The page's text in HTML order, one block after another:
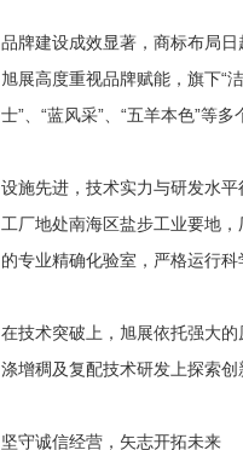
品牌建设成效显著，商标布局日
旭展高度重视品牌赋能，旗下“
士”、“蓝风采”、“五羊本色”等
设施先进，技术实力与研发水平
工厂地处南海区盐步工业要地
的专业精确化验室，严格运行科
在技术突破上，旭展依托强大
涤增稠及复配技术研发上探索
坚守诚信经营，矢志开拓未来